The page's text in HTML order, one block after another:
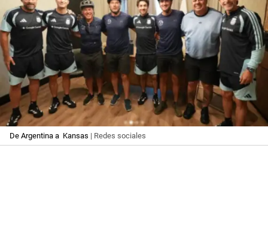
De Argentina a Kansas | Redes sociales